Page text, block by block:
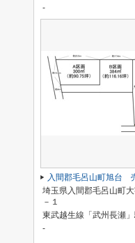
-
埼玉県入間郡毛呂山町
－１
東武越生線「武州長瀬
-